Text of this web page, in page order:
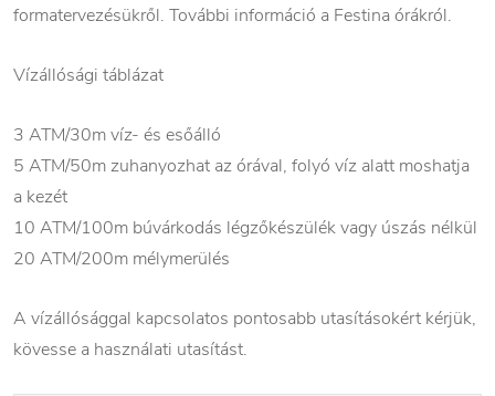
formatervezésükről. További információ a Festina órákról.
Vízállósági táblázat
3 ATM/30m víz- és esőálló
5 ATM/50m zuhanyozhat az órával, folyó víz alatt moshatja
a kezét
10 ATM/100m búvárkodás légzőkészülék vagy úszás nélkül
20 ATM/200m mélymerülés
A vízállósággal kapcsolatos pontosabb utasításokért kérjük,
kövesse a használati utasítást.